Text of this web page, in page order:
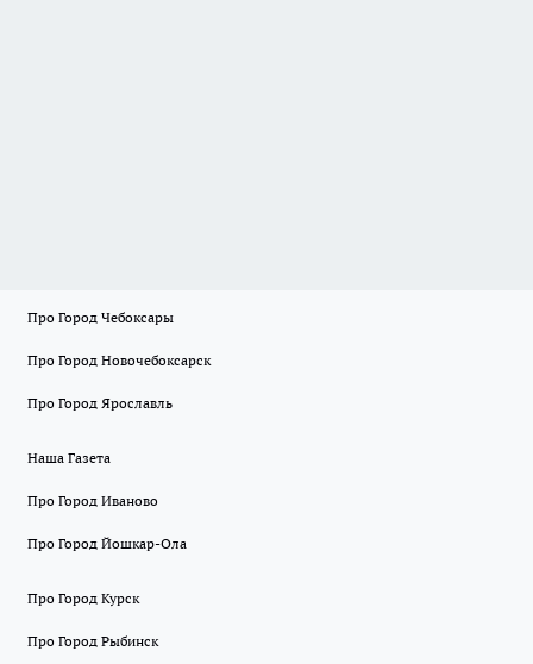
Про Город Чебоксары
Про Город Новочебоксарск
Про Город Ярославль
Наша Газета
Про Город Иваново
Про Город Йошкар-Ола
Про Город Курск
Про Город Рыбинск